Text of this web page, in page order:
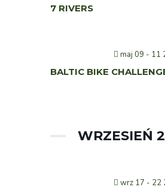
7 RIVERS
maj 09 - 11
BALTIC BIKE
WRZESIEŃ
wrz 17 - 22